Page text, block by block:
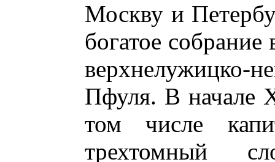
Москву и
богатое
Пфуля. В начале
том числе
трехтомный